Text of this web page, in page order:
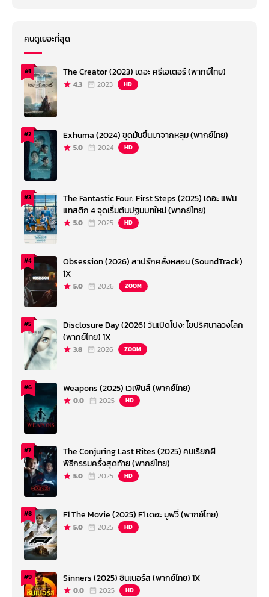
คนดูเยอะที่สุด
#1 The Creator (2023) เดอะ ครีเอเตอร์ (พากย์ไทย)
4.3 2023 HD
#2 Exhuma (2024) ขุดมันขึ้นมาจากหลุม (พากย์ไทย)
5.0 2024 HD
#3
The Fantastic Four: First Steps (2025) เดอะ แฟน
แทสติก 4 จุดเริ่มต้นปฐมบทใหม่ (พากย์ไทย)
5.0 2025 HD
#4
Obsession (2026) สาปรักคลั่งหลอน (SoundTrack)
1X
5.0 2026 ZOOM
#5
Disclosure Day (2026) วันเปิดโปง: ไขปริศนาลวงโลก
(พากย์ไทย) 1X
3.8 2026 ZOOM
#6 Weapons (2025) เวเพินส์ (พากย์ไทย)
0.0 2025 HD
#7
The Conjuring Last Rites (2025) คนเรียกผี
พิธีกรรมครั้งสุดท้าย (พากย์ไทย)
5.0 2025 HD
#8 F1 The Movie (2025) F1 เดอะ มูฟวี่ (พากย์ไทย)
5.0 2025 HD
#9 Sinners (2025) ซินเนอร์ส (พากย์ไทย) 1X
0.0 2025 HD